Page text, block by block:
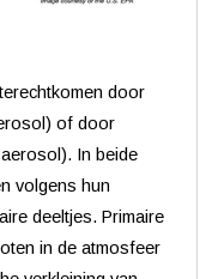
door
of door
In beide
volgens hun
deeltjes. Primaire
in de atmosfeer